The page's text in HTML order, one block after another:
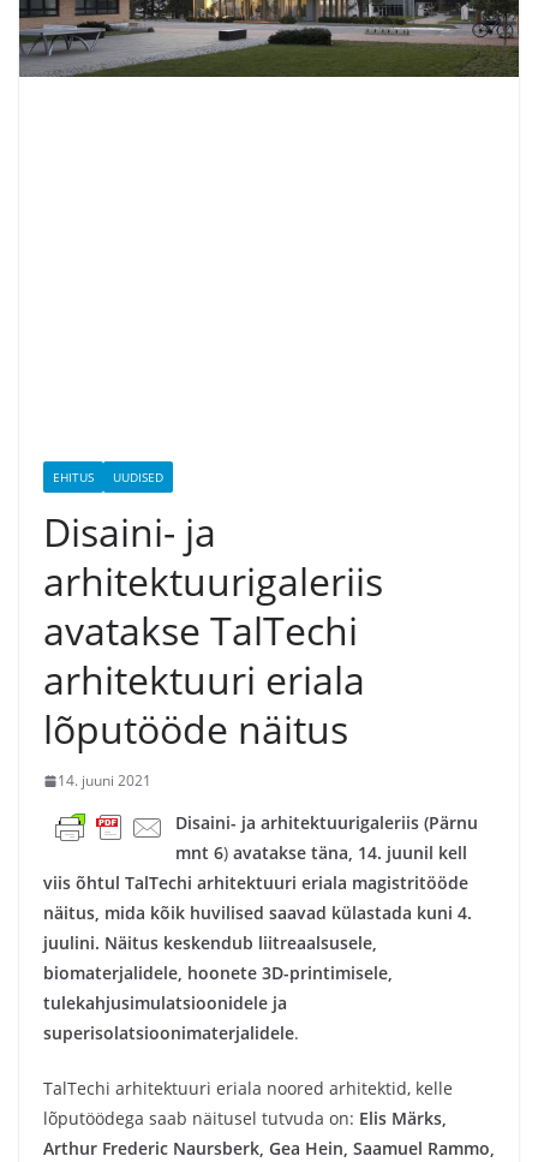
EHITUS UUDISED
Disaini- ja
arhitektuurigaleriis
avatakse TalTechi
arhitektuuri eriala
lõputööde näitus
14. juuni 2021
Disaini- ja arhitektuurigaleriis (Pärnu
mnt 6) avatakse täna, 14. juunil kell
viis õhtul TalTechi arhitektuuri eriala magistritööde
näitus, mida kõik huvilised saavad külastada kuni 4.
juulini. Näitus keskendub liitreaalsusele,
biomaterjalidele, hoonete 3D-printimisele,
tulekahjusimulatsioonidele ja
superisolatsioonimaterjalidele.
TalTechi arhitektuuri eriala noored arhitektid, kelle
lõputöödega saab näitusel tutvuda on: Elis Märks,
Arthur Frederic Naursberk, Gea Hein, Saamuel Rammo,